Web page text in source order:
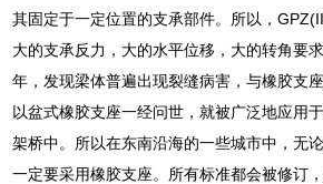
其固定于一定位置的支承部件。所以，
大的支承反力，大的水平位移，大的转角要
年，发现梁体普遍出现裂缝病害，与橡胶支
以盆式橡胶支座一经问世，就被广泛地应用
架桥中。所以在东南沿海的一些城市中，无
一定要采用橡胶支座。所有标准都会被修订